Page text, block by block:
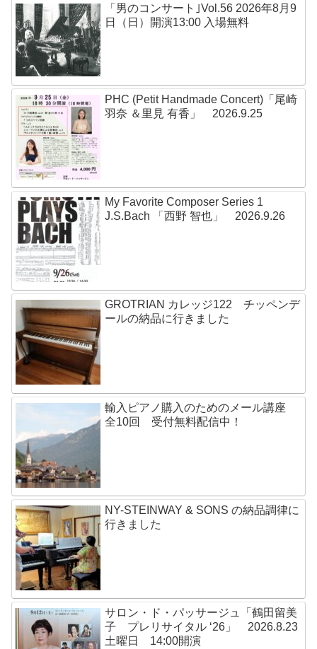
「男のコンサート｣Vol.56 2026年8月9
日（日）開演13:00 入場無料
PHC (Petit Handmade Concert)「尾崎
羽奈 ＆里見 有香」 2026.9.25
My Favorite Composer Series 1
J.S.Bach 「西野 智也」 2026.9.26
GROTRIAN カレッジ122 チッペンデ
ールの納品に行きました
輸入ピアノ購入のためのメール講座
全10回 受付無料配信中！
NY-STEINWAY & SONS の納品調律に
行きました
サロン・ド・パッサージュ「鶴田留美
子 プレリサイタル ‘26」 2026.8.23
土曜日 14:00開演